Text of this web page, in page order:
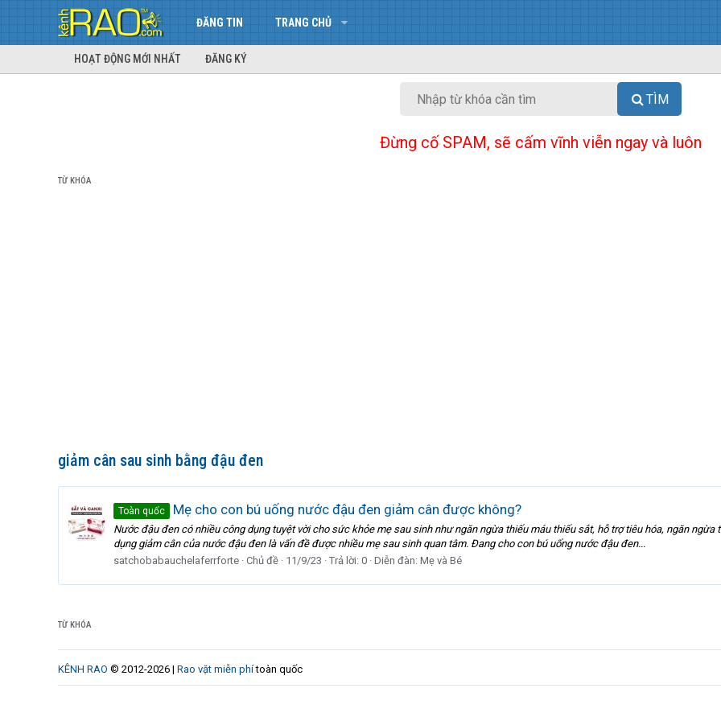
ĐĂNG TIN TRANG CHỦ
HOẠT ĐỘNG MỚI NHẤT ĐĂNG KÝ
TÌM
Đừng cố SPAM, sẽ cấm vĩnh viễn ngay và luôn
TỪ KHÓA
giảm cân sau sinh bằng đậu đen
Toàn quốc Mẹ cho con bú uống nước đậu đen giảm cân được không?
Nước đậu đen có nhiều công dụng tuyệt vời cho sức khỏe mẹ sau sinh như ngăn ngừa thiếu máu thiếu sắt, hỗ trợ tiêu hóa, ngăn
dụng giảm cân của nước đậu đen là vấn đề được nhiều mẹ sau sinh quan tâm. Đang cho con bú uống nước đậu đen...
satchobabauchelaferrforte Chủ đề 11/9/23 Trả lời: 0 Diễn đàn: Mẹ và Bé
TỪ KHÓA
KÊNH RAO © 2012-2026 | Rao vặt miễn phítoàn quốc